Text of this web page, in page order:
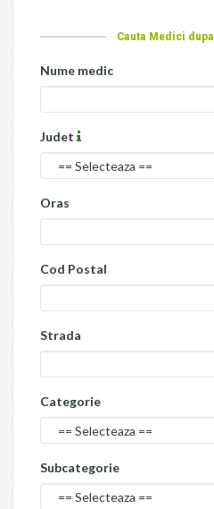
Cauta Medici
Nume medic
Judet
Oras
Cod Postal
Strada
Categorie
Subcategorie